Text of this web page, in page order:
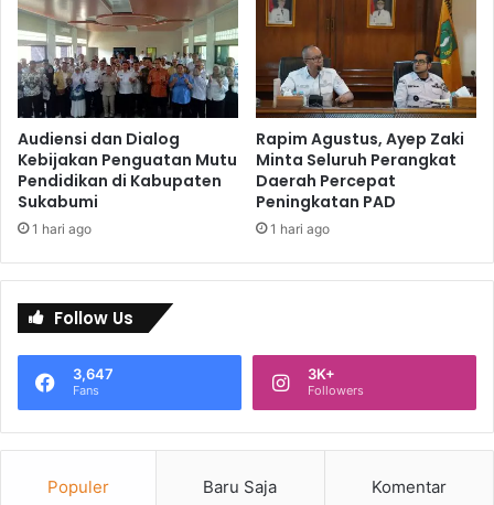
Audiensi dan Dialog
Kebijakan Penguatan Mutu
Pendidikan di Kabupaten
Sukabumi
1 hari ago
Rapim Agustus, Ayep Zaki
Minta Seluruh Perangkat
Daerah Percepat
Peningkatan PAD
1 hari ago
Follow Us
3,647
Fans
3K+
Followers
Populer Baru Saja Komentar